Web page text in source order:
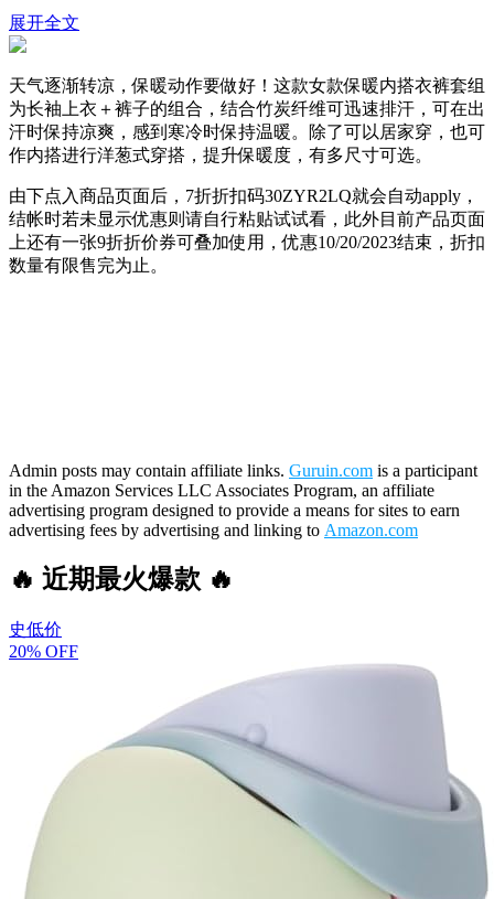
展开全文
天气逐渐转凉，保暖动作要做好！这款女款保暖内搭衣裤套组
为长袖上衣＋裤子的组合，结合竹炭纤维可迅速排汗，可在出
汗时保持凉爽，感到寒冷时保持温暖。除了可以居家穿，也可
作内搭进行洋葱式穿搭，提升保暖度，有多尺寸可选。
由下点入商品页面后，7折折扣码30ZYR2LQ就会自动apply，
结帐时若未显示优惠则请自行粘贴试试看，此外目前产品页面
上还有一张9折折价券可叠加使用，优惠10/20/2023结束，折扣
数量有限售完为止。
Admin posts may contain affiliate links. Guruin.com is a participant
in the Amazon Services LLC Associates Program, an affiliate
advertising program designed to provide a means for sites to earn
advertising fees by advertising and linking to Amazon.com
🔥 近期最火爆款 🔥
史低价
20% OFF